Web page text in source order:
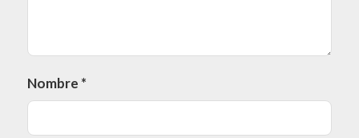
Nombre *